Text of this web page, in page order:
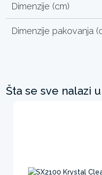
Dimenzije (cm)
Dimenzije pakovanja
Šta se sve nalazi